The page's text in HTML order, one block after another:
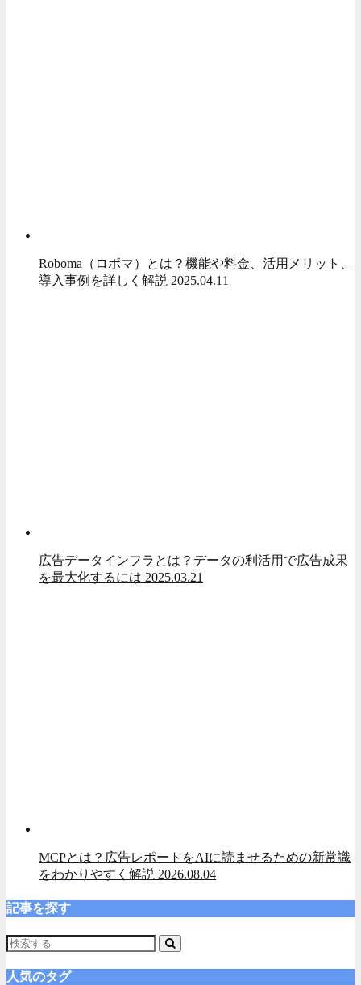
Roboma（ロボマ）とは？機能や料金、活用メリット、
導入事例を詳しく解説 2025.04.11
広告データインフラとは？データの利活用で広告成果
を最大化するには 2025.03.21
MCPとは？広告レポートをAIに読ませるための新常識
をわかりやすく解説 2026.08.04
記事を探す
人気のタグ